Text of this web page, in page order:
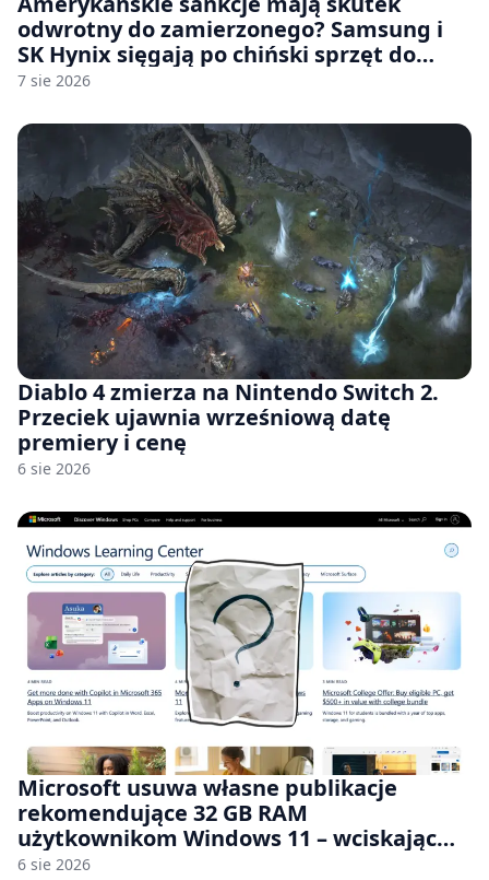
odwrotny do zamierzonego? Samsung i
SK Hynix sięgają po chiński sprzęt do
fabryk chipów
7 sie 2026
Diablo 4 zmierza na Nintendo Switch 2.
Przeciek ujawnia wrześniową datę
premiery i cenę
6 sie 2026
Microsoft usuwa własne publikacje
rekomendujące 32 GB RAM
użytkownikom Windows 11 – wciskając
nam przy tym komputery z 8 GB RAM po
6 sie 2026